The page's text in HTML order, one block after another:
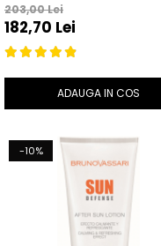
protectie solara cu
SPF50+, gama Sun
Defense - 50ml – Bruno
203,00 Lei
182,70 Lei
ADAUGA IN COS
-10%